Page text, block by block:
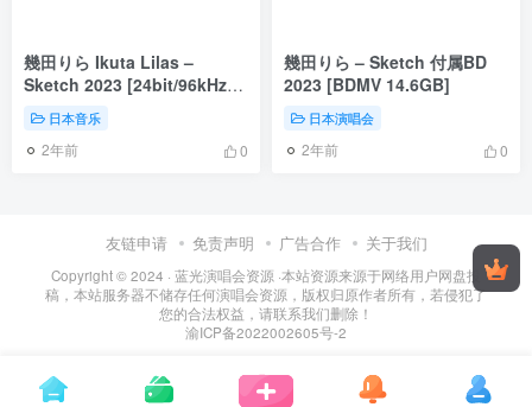
幾田りら Ikuta Lilas –
Sketch 2023 [24bit/96kHz]
[Hi-Res Flac 851MB]
日本音乐
2年前 0
幾田りら – Sketch 付属BD
2023 [BDMV 14.6GB]
日本演唱会
2年前 0
友链申请 免责声明 广告合作 关于我们
Copyright © 2024 · 蓝光演唱会资源 ·本站资源来源于网络用户网盘投
稿，本站服务器不储存任何演唱会资源，版权归原作者所有，若侵犯了
您的合法权益，请联系我们删除！
渝ICP备2022002605号-2